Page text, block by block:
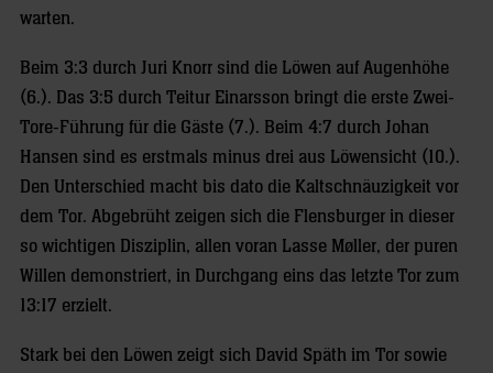
warten.
Beim 3:3 durch Juri Knorr sind die Löwen auf Augenhöhe
(6.). Das 3:5 durch Teitur Einarsson bringt die erste Zwei-
Tore-Führung für die Gäste (7.). Beim 4:7 durch Johan
Hansen sind es erstmals minus drei aus Löwensicht (10.).
Den Unterschied macht bis dato die Kaltschnäuzigkeit vor
dem Tor. Abgebrüht zeigen sich die Flensburger in dieser
so wichtigen Disziplin, allen voran Lasse Møller, der puren
Willen demonstriert, in Durchgang eins das letzte Tor zum
13:17 erzielt.
Stark bei den Löwen zeigt sich David Späth im Tor sowie